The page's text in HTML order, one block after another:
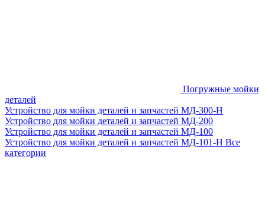
Погружные мойки
деталей
Устройство для мойки деталей и запчастей МД-300-H
Устройство для мойки деталей и запчастей МД-200
Устройство для мойки деталей и запчастей МД-100
Устройство для мойки деталей и запчастей МД-101-Н Все
категории